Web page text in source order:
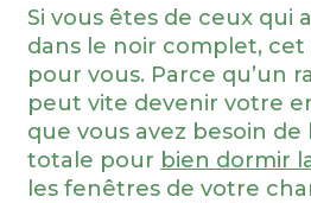
Si vous êtes de ceux qui
dans le noir complet,
pour vous. Parce qu’un
peut vite devenir votre
que vous avez besoin de
totale pour bien dormir
les fenêtres de votre